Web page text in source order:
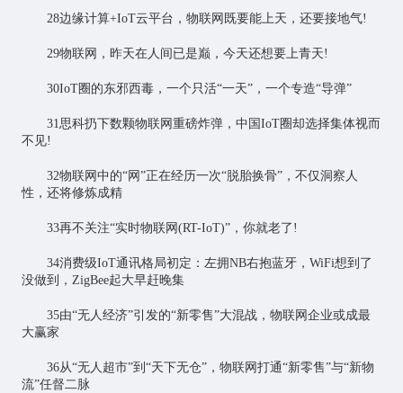
28边缘计算+IoT云平台，物联网既要能上天，还要接地气!
29物联网，昨天在人间已是巅，今天还想要上青天!
30IoT圈的东邪西毒，一个只活“一天”，一个专造“导弹”
31思科扔下数颗物联网重磅炸弹，中国IoT圈却选择集体视而
不见!
32物联网中的“网”正在经历一次“脱胎换骨”，不仅洞察人
性，还将修炼成精
33再不关注“实时物联网(RT-IoT)”，你就老了!
34消费级IoT通讯格局初定：左拥NB右抱蓝牙，WiFi想到了
没做到，ZigBee起大早赶晚集
35由“无人经济”引发的“新零售”大混战，物联网企业或成最
大赢家
36从“无人超市”到“天下无仓”，物联网打通“新零售”与“新物
流”任督二脉